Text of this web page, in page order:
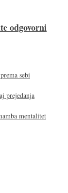
odgovorni
sebi
prejedanja
mentalitet